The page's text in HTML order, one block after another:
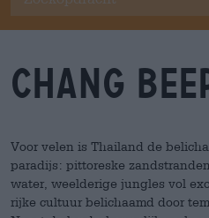
Chang
Voor velen is Thailand de
paradijs: pittoreske
water, weelderige jungles vol
rijke cultuur belichaamd door